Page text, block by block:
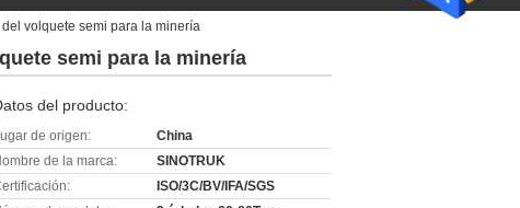
volquete semi para la minería
semi para la minería
del producto:
de origen:
China
de la marca:
SINOTRUK
ISO/3C/BV/IFA/SGS